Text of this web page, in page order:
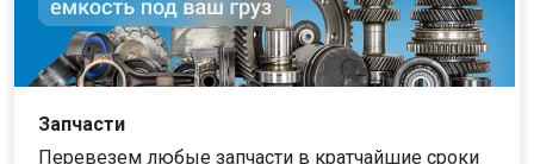
Запчасти
Перевезем любые запчасти в кратчайшие сроки